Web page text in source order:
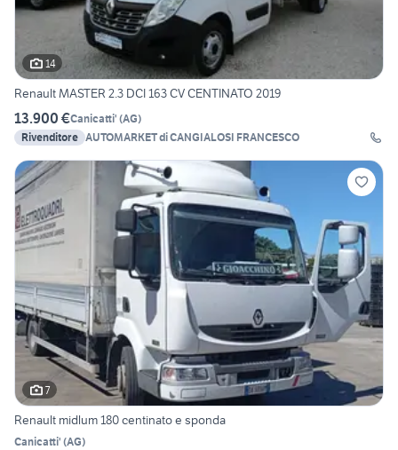
14
Renault MASTER 2.3 DCI 163 CV CENTINATO 2019
13.900 €Canicatti' (AG)
Rivenditore AUTOMARKET di CANGIALOSI FRANCESCO
7
Renault midlum 180 centinato e sponda
Canicatti' (AG)